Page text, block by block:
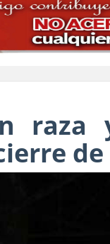
raza